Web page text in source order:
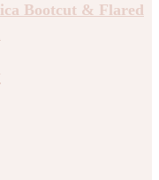
Bootcut & Flared